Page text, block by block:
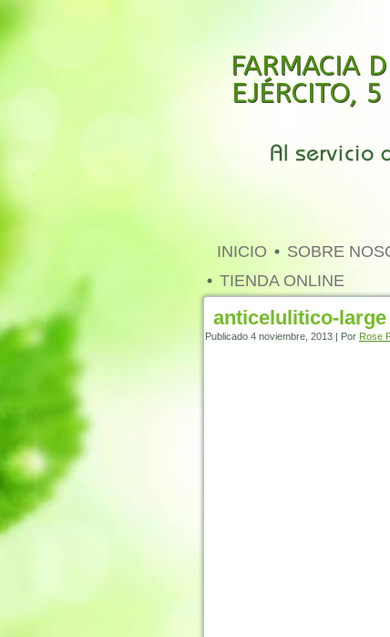
FARMACIA
EJÉRCITO,
INICIO SOBRE
TIENDA ONLINE
anticelulitico-large
Publicado 4 noviembre, 2013 | Por Rose